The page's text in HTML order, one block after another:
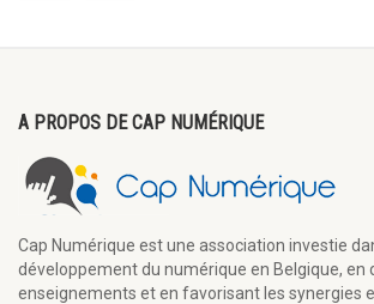
A PROPOS DE CAP NUMÉRIQUE
Cap Numérique est une association investie
développement du numérique en Belgique, en
enseignements et en favorisant les synergies